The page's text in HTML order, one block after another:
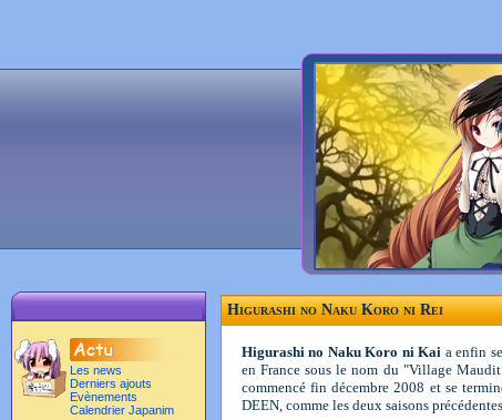
Les news
Derniers ajouts
Evènements
Calendrier Japanim
Higurashi no Naku Koro ni Rei
Higurashi no Naku Koro ni Kai a enfin
en France sous le nom du "Village
commencé fin décembre 2008 et se
DEEN, comme les deux saisons